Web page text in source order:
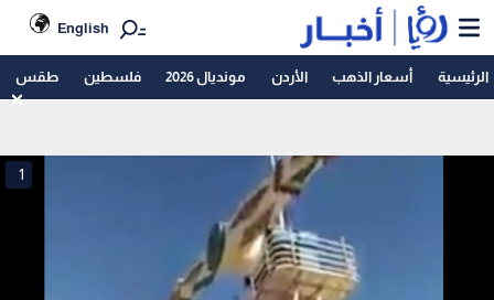
English
الرئيسية أسعار الذهب الأردن مونديال 2026 فلسطين طقس
1